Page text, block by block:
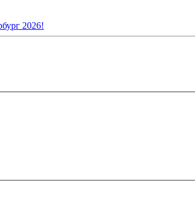
2026!